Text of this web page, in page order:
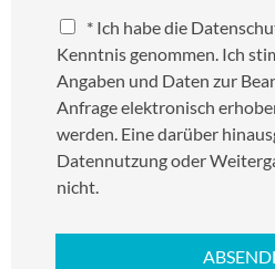
C
h
e
c
k
b
o
-
* Ich habe die
Kenntnis genommen. Ich
Angaben und Daten zur
Anfrage elektronisch
werden. Eine darüber
Datennutzung oder
nicht.